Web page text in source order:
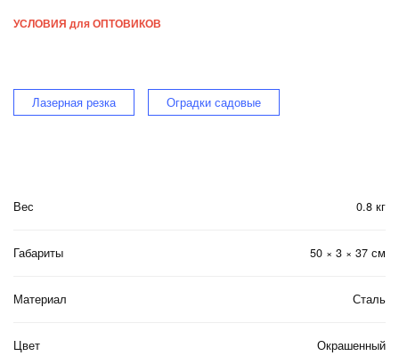
УСЛОВИЯ для ОПТОВИКОВ
Лазерная резка Оградки садовые
Вес 0.8 кг
Габариты 50 × 3 × 37 см
Материал Сталь
Цвет Окрашенный